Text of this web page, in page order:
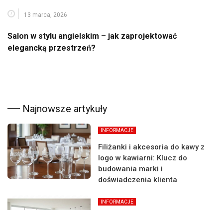
13 marca, 2026
Salon w stylu angielskim – jak zaprojektować
elegancką przestrzeń?
Najnowsze artykuły
INFORMACJE
Filiżanki i akcesoria do kawy z
logo w kawiarni: Klucz do
budowania marki i
doświadczenia klienta
INFORMACJE